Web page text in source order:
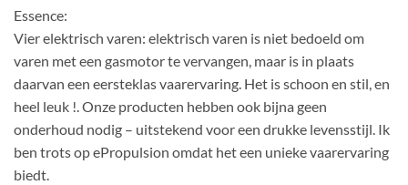
Essence:
Vier elektrisch varen: elektrisch varen is niet bedoeld om
varen met een gasmotor te vervangen, maar is in plaats
daarvan een eersteklas vaarervaring. Het is schoon en stil, en
heel leuk !. Onze producten hebben ook bijna geen
onderhoud nodig – uitstekend voor een drukke levensstijl. Ik
ben trots op ePropulsion omdat het een unieke vaarervaring
biedt.